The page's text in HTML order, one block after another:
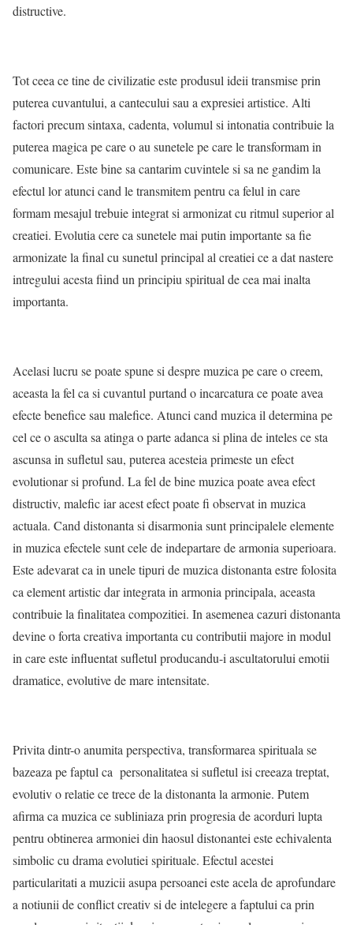
distructive.
Tot ceea ce tine de civilizatie este produsul ideii transmise prin
puterea cuvantului, a cantecului sau a expresiei artistice. Alti
factori precum sintaxa, cadenta, volumul si intonatia contribuie la
puterea magica pe care o au sunetele pe care le transformam in
comunicare. Este bine sa cantarim cuvintele si sa ne gandim la
efectul lor atunci cand le transmitem pentru ca felul in care
formam mesajul trebuie integrat si armonizat cu ritmul superior al
creatiei. Evolutia cere ca sunetele mai putin importante sa fie
armonizate la final cu sunetul principal al creatiei ce a dat nastere
intregului acesta fiind un principiu spiritual de cea mai inalta
importanta.
Acelasi lucru se poate spune si despre muzica pe care o creem,
aceasta la fel ca si cuvantul purtand o incarcatura ce poate avea
efecte benefice sau malefice. Atunci cand muzica il determina pe
cel ce o asculta sa atinga o parte adanca si plina de inteles ce sta
ascunsa in sufletul sau, puterea acesteia primeste un efect
evolutionar si profund. La fel de bine muzica poate avea efect
distructiv, malefic iar acest efect poate fi observat in muzica
actuala. Cand distonanta si disarmonia sunt principalele elemente
in muzica efectele sunt cele de indepartare de armonia superioara.
Este adevarat ca in unele tipuri de muzica distonanta estre folosita
ca element artistic dar integrata in armonia principala, aceasta
contribuie la finalitatea compozitiei. In asemenea cazuri distonanta
devine o forta creativa importanta cu contributii majore in modul
in care este influentat sufletul producandu-i ascultatorului emotii
dramatice, evolutive de mare intensitate.
Privita dintr-o anumita perspectiva, transformarea spirituala se
bazeaza pe faptul ca personalitatea si sufletul isi creeaza treptat,
evolutiv o relatie ce trece de la distonanta la armonie. Putem
afirma ca muzica ce subliniaza prin progresia de acorduri lupta
pentru obtinerea armoniei din haosul distonantei este echivalenta
simbolic cu drama evolutiei spirituale. Efectul acestei
particularitati a muzicii asupa persoanei este acela de aprofundare
a notiunii de conflict creativ si de intelegere a faptului ca prin